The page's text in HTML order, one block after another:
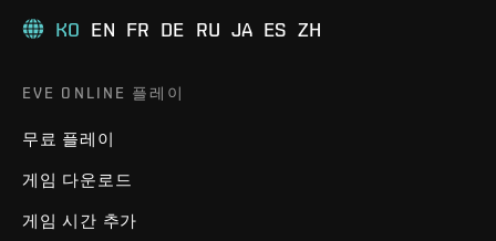
KO EN FR DE RU JA ES ZH
EVE ONLINE 플레이
무료 플레이
게임 다운로드
게임 시간 추가